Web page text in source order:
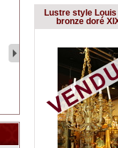
2
Lustre style Louis
bronze doré